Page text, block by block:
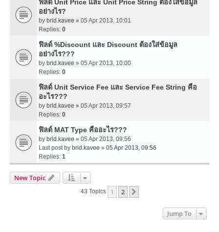
ฟิลด์ Unit Price และ Unit Price String ต้องใส่ข้อมูล
อย่างไร?
by brid.kavee » 05 Apr 2013, 10:01
Replies: 0
ฟิลด์ %Discount และ Discount ต้องใส่ข้อมูล
อย่างไร???
by brid.kavee » 05 Apr 2013, 10:00
Replies: 0
ฟิลด์ Unit Service Fee และ Service Fee String คือ
อะไร???
by brid.kavee » 05 Apr 2013, 09:57
Replies: 0
ฟิลด์ MAT Type คืออะไร???
by brid.kavee » 05 Apr 2013, 09:56
Last post by brid.kavee » 05 Apr 2013, 09:56
Replies: 1
New Topic
43 Topics 1 2
Jump To